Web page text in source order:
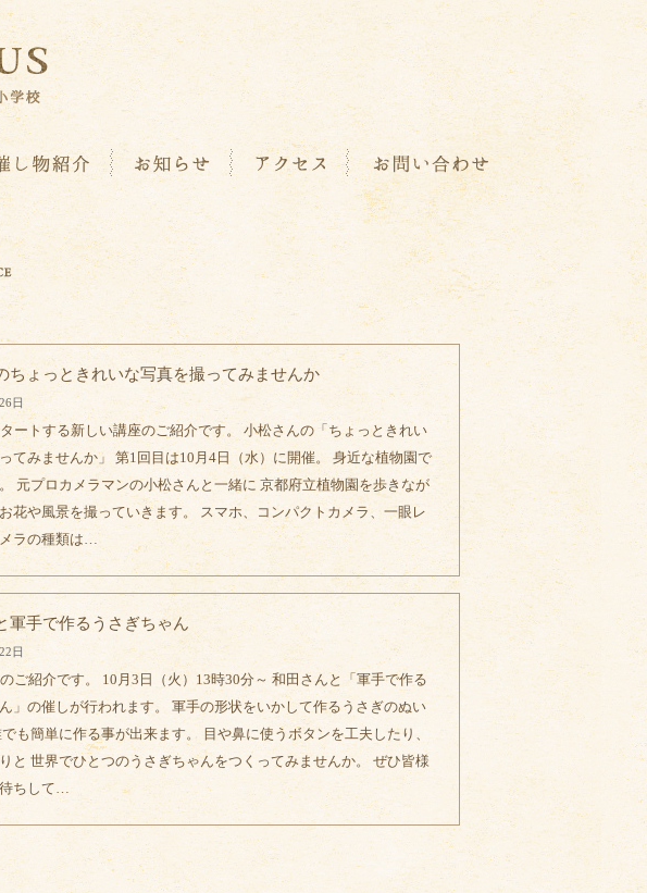
ちょっときれいな写真を撮ってみませんか
日
ートする新しい講座のご紹介です。 小松さんの「ちょっときれい
てみませんか」 第1回目は10月4日（水）に開催。 身近な植物園で
元プロカメラマンの小松さんと一緒に 京都府立植物園を歩きなが
花や風景を撮っていきます。 スマホ、コンパクトカメラ、一眼レ
ラの種類は…
軍手で作るうさぎちゃん
日
ご紹介です。 10月3日（火）13時30分～ 和田さんと「軍手で作る
」の催しが行われます。 軍手の形状をいかして作るうさぎのぬい
でも簡単に作る事が出来ます。 目や鼻に使うボタンを工夫したり、
と 世界でひとつのうさぎちゃんをつくってみませんか。 ぜひ皆様
ちして…